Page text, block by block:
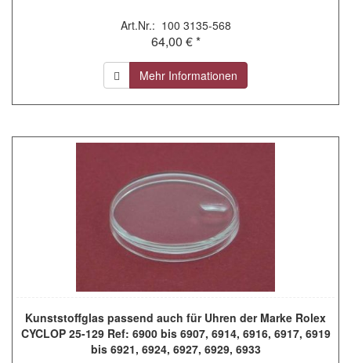
Art.Nr.: 100 3135-568
64,00 € *
Mehr Informationen
Kunststoffglas passend auch für Uhren der Marke Rolex
CYCLOP 25-129 Ref: 6900 bis 6907, 6914, 6916, 6917, 6919
bis 6921, 6924, 6927, 6929, 6933